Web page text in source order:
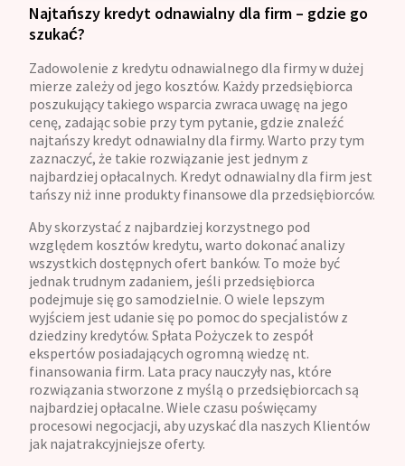
Najtańszy kredyt odnawialny dla firm – gdzie go
szukać?
Zadowolenie z kredytu odnawialnego dla firmy w dużej
mierze zależy od jego kosztów. Każdy przedsiębiorca
poszukujący takiego wsparcia zwraca uwagę na jego
cenę, zadając sobie przy tym pytanie, gdzie znaleźć
najtańszy kredyt odnawialny dla firmy. Warto przy tym
zaznaczyć, że takie rozwiązanie jest jednym z
najbardziej opłacalnych. Kredyt odnawialny dla firm jest
tańszy niż inne produkty finansowe dla przedsiębiorców.
Aby skorzystać z najbardziej korzystnego pod
względem kosztów kredytu, warto dokonać analizy
wszystkich dostępnych ofert banków. To może być
jednak trudnym zadaniem, jeśli przedsiębiorca
podejmuje się go samodzielnie. O wiele lepszym
wyjściem jest udanie się po pomoc do specjalistów z
dziedziny kredytów. Spłata Pożyczek to zespół
ekspertów posiadających ogromną wiedzę nt.
finansowania firm. Lata pracy nauczyły nas, które
rozwiązania stworzone z myślą o przedsiębiorcach są
najbardziej opłacalne. Wiele czasu poświęcamy
procesowi negocjacji, aby uzyskać dla naszych Klientów
jak najatrakcyjniejsze oferty.